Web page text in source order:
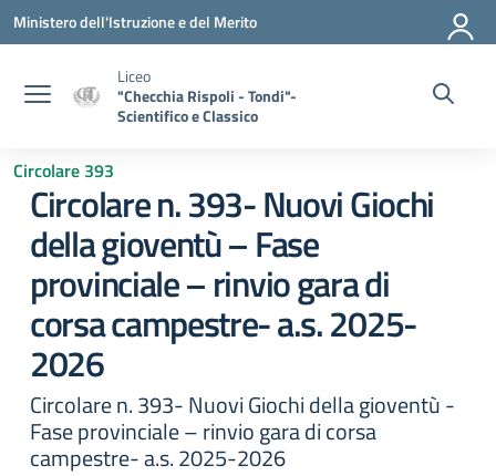
Vai ai contenuti
Vai al menu di navigazione
Vai al footer
Ministero dell'Istruzione e del Merito
Liceo
"Checchia Rispoli - Tondi"-
Scientifico e Classico
Circolare 393
Circolare n. 393- Nuovi Giochi
della gioventù – Fase
provinciale – rinvio gara di
corsa campestre- a.s. 2025-
2026
Circolare n. 393- Nuovi Giochi della gioventù -
Fase provinciale – rinvio gara di corsa
campestre- a.s. 2025-2026